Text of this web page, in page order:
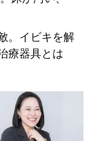
。イビキを解
療器具とは